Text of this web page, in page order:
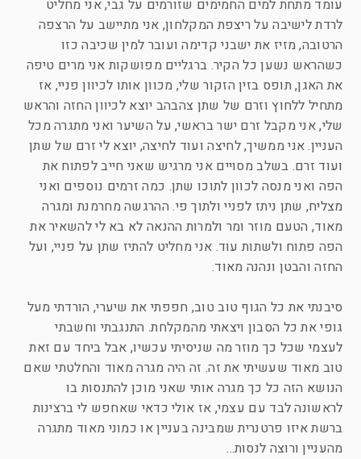
עומד מתחת למים החמימים שזורמים על גבי, אני מחליט
לרדת לישיבה על ריצפת המקלחון, אני מתיישב על הרצפה
הרטובה, מזיז את ישבני קדימה ועובר למין שכיבה כזו
כשהראש נשען כל הקיר. ברגליים מפושקות אני מרים טיפה
את האגן, תופס בזין הזקור שלי, מכוון אותו לכיוון פניי, אז
מתחיל ללחוץ וזרם של שתן צהבהב יוצא לכיוון החזה והראש
שלי, אני מקבל זרם ישר בראשי, על השיער ואני מתגרה מכל
העניין. אני ממשיך, לחיצה ועוד לחיצה, יוצא לי זרם של שתן
ועוד זרם. בשלב מסויים אני מרגיש שאני חייב לפתוח את
הפה ואני מנסה לכוון לתוכו שתן. כמה זרמים נוספים ואני
מצליח, שתן ניתז לפניי ולתוך פי. ההרגשה מחרמנת ומגרה
מאוד, הטעם מוזר ומר ולמרות ההנאה לא בא לי להשאיר את
הפה פתוח ולשתות עוד. אני מחליט להתיז שתן על פניי, ועל
החזה והבטן ונהנה מאוד.
סיבנתי את כל הגוף טוב טוב, חפפתי את שיערי, הורדתי מעל
גופי את כל הסבון ויצאתי מהמקלחת. התנגבתי וחשבתי
לעצמי שכל כך מוזר מה שניסיתי עכשיו, אבל ביחד עם זאת
טוב מאוד שעשיתי את זה. זה היה מגרה מאוד והחלטתי שאם
הנושא הזה כל כך מגרה אותי שאני מוכן להתנסות בו
לראשונה לבד עם עצמי, אז אולי כדאי שאחפש לי ברצינות
ברשת איזו פרטנרית שמבינה בעניין או כמוני מאוד מתגרה
מהעניין ורוצה לנסות…